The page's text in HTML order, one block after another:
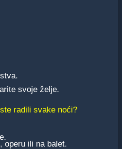
svoje želje.
radili svake noći?
ili na balet.